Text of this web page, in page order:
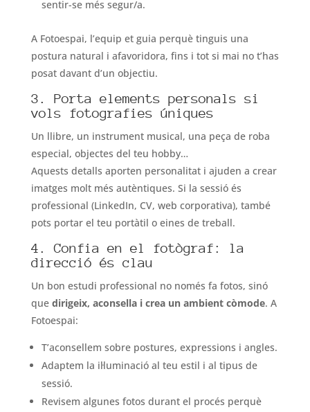
sentir-se més segur/a.
A Fotoespai, l’equip et guia perquè tinguis una
postura natural i afavoridora, fins i tot si mai no t’has
posat davant d’un objectiu.
3. Porta elements personals si
vols fotografies úniques
Un llibre, un instrument musical, una peça de roba
especial, objectes del teu hobby…
Aquests detalls aporten personalitat i ajuden a crear
imatges molt més autèntiques. Si la sessió és
professional (LinkedIn, CV, web corporativa), també
pots portar el teu portàtil o eines de treball.
4. Confia en el fotògraf: la
direcció és clau
Un bon estudi professional no només fa fotos, sinó
que dirigeix, aconsella i crea un ambient còmode. A
Fotoespai:
T’aconsellem sobre postures, expressions i angles.
Adaptem la il·luminació al teu estil i al tipus de
sessió.
Revisem algunes fotos durant el procés perquè